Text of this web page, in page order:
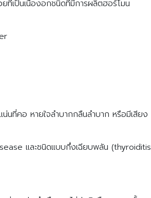
ที่เป็นเนื้องอกชนิดที่มีการผลิตฮอร์โมน
นที่คอ หายใจลำบากกลืนลำบาก หรือมีเสียง
และชนิดแบบกึ่งเฉียบพลัน (thyroiditis